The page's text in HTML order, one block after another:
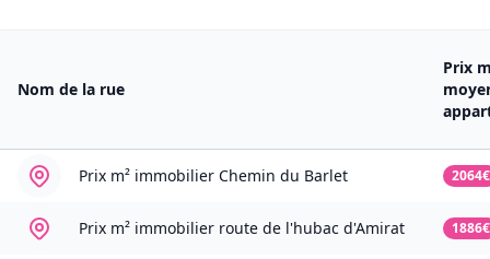
Nom de la rue
Prix
Prix m² immobilier Chemin du Barlet 2064€
Prix m² immobilier route de l'hubac d'Amirat 1886€